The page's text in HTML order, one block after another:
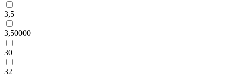
3,5
3,50000
30
32